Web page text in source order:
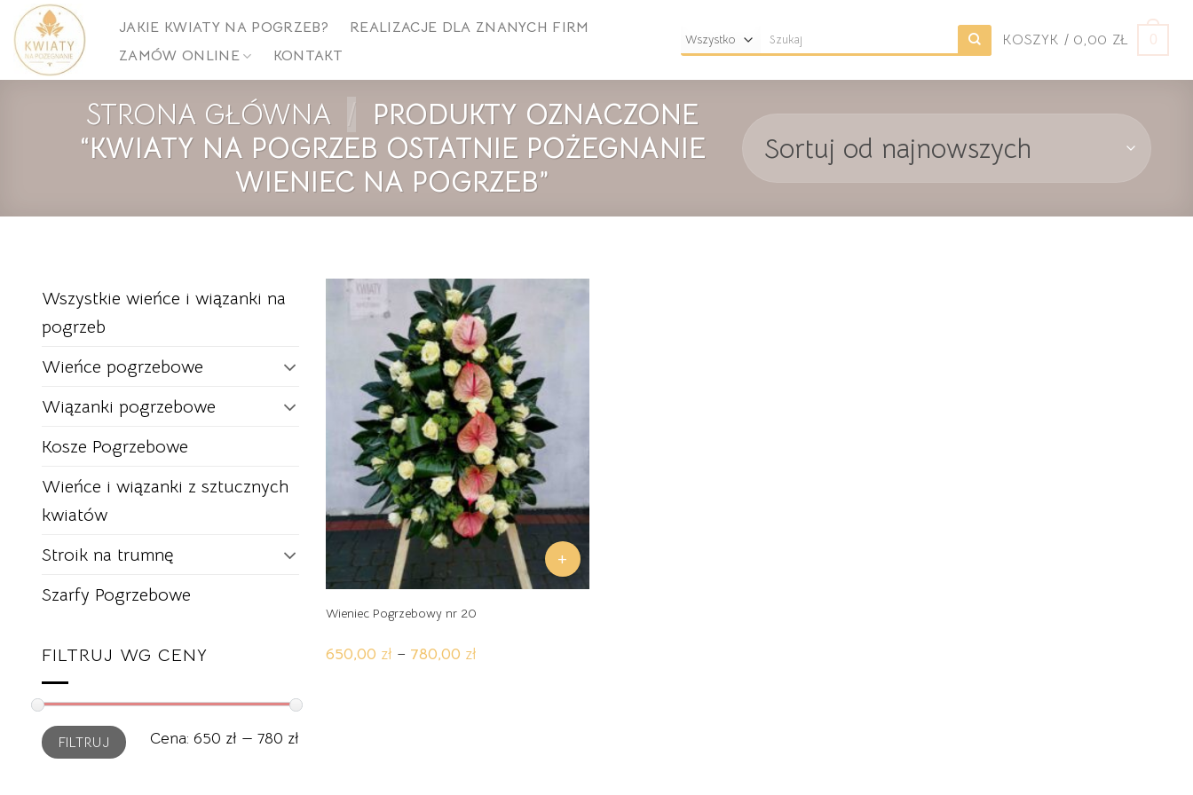
Skip
to
content
JAKIE KWIATY NA POGRZEB?
REALIZACJE DLA ZNANYCH FIRM
ZAMÓW ONLINE
KONTAKT Szukaj:
KOSZYK / 0,00 ZŁ 0
STRONA GŁÓWNA / PRODUKTY OZNACZONE
“KWIATY NA POGRZEB OSTATNIE POŻEGNANIE
WIENIEC NA POGRZEB”
Wszystkie wieńce i wiązanki na
pogrzeb
Wieńce pogrzebowe
Wiązanki pogrzebowe
Kosze Pogrzebowe
Wieńce i wiązanki z sztucznych
kwiatów
Stroik na trumnę
Szarfy Pogrzebowe
FILTRUJ WG CENY
Cena
min
Cena
maxFILTRUJ Cena: 650 zł — 780 zł
+
Wieniec Pogrzebowy nr 20
650,00 zł – 780,00 złZakres